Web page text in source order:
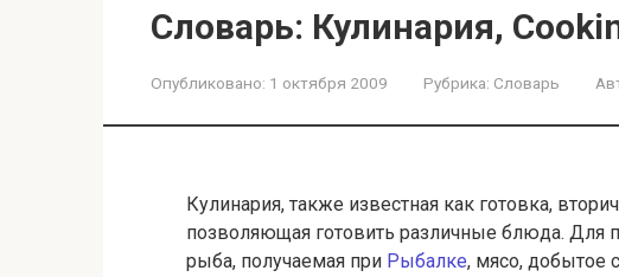
Словарь: Кулинария,
Опубликовано: 1 октября 2009 Рубрика: Словарь
Кулинария, также известная как готовка,
позволяющая готовить различные блюда. Для
рыба, получаемая при Рыбалке, мясо, добытое с